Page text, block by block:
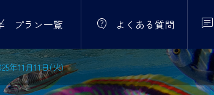
プラン一覧  よくある質問 
年11月11日(火)